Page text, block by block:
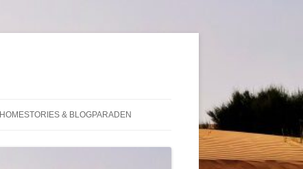
HOMESTORIES & BLOGPARADEN